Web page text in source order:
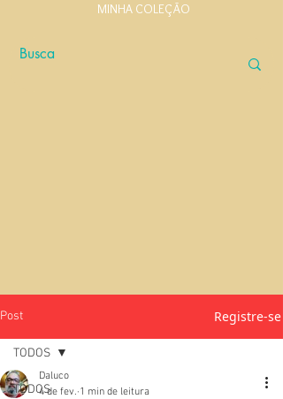
MINHA COLEÇÃO
Post Registre-se
TODOS
TODOS
Daluco
4 de fev. 1 min de leitura